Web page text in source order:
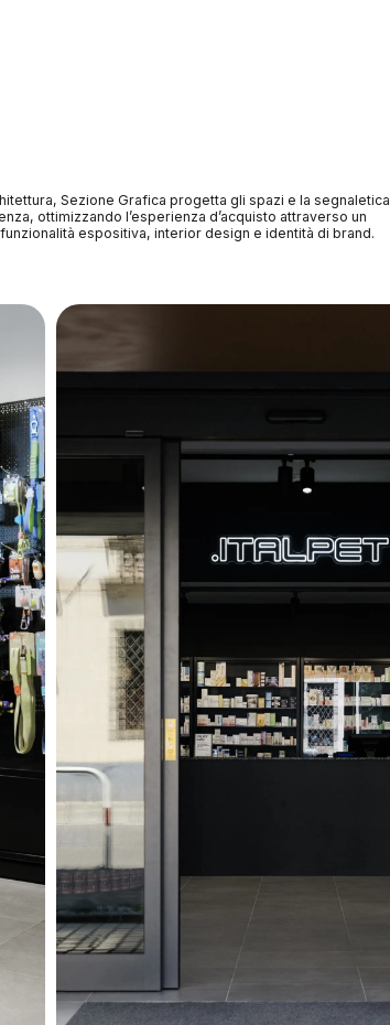
Sezione Grafica progetta gli spazi e la segnaletica
ottimizzando l’esperienza d’acquisto attraverso un
espositiva, interior design e identità di brand.